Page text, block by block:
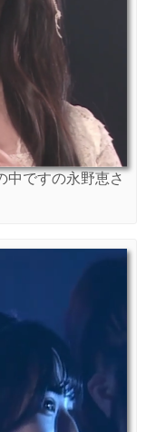
中ですの永野恵さ